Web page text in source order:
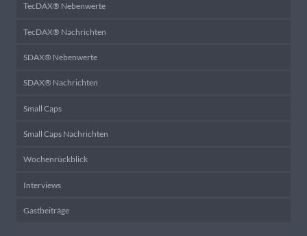
TecDAX® Nebenwerte
TecDAX® Nachrichten
SDAX® Nebenwerte
SDAX® Nachrichten
Small Caps
Small Caps Nachrichten
Wochenrückblick
Interviews
Gastbeiträge